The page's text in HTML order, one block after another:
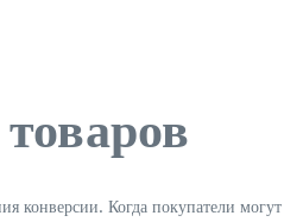
конверсии. Когда покупатели